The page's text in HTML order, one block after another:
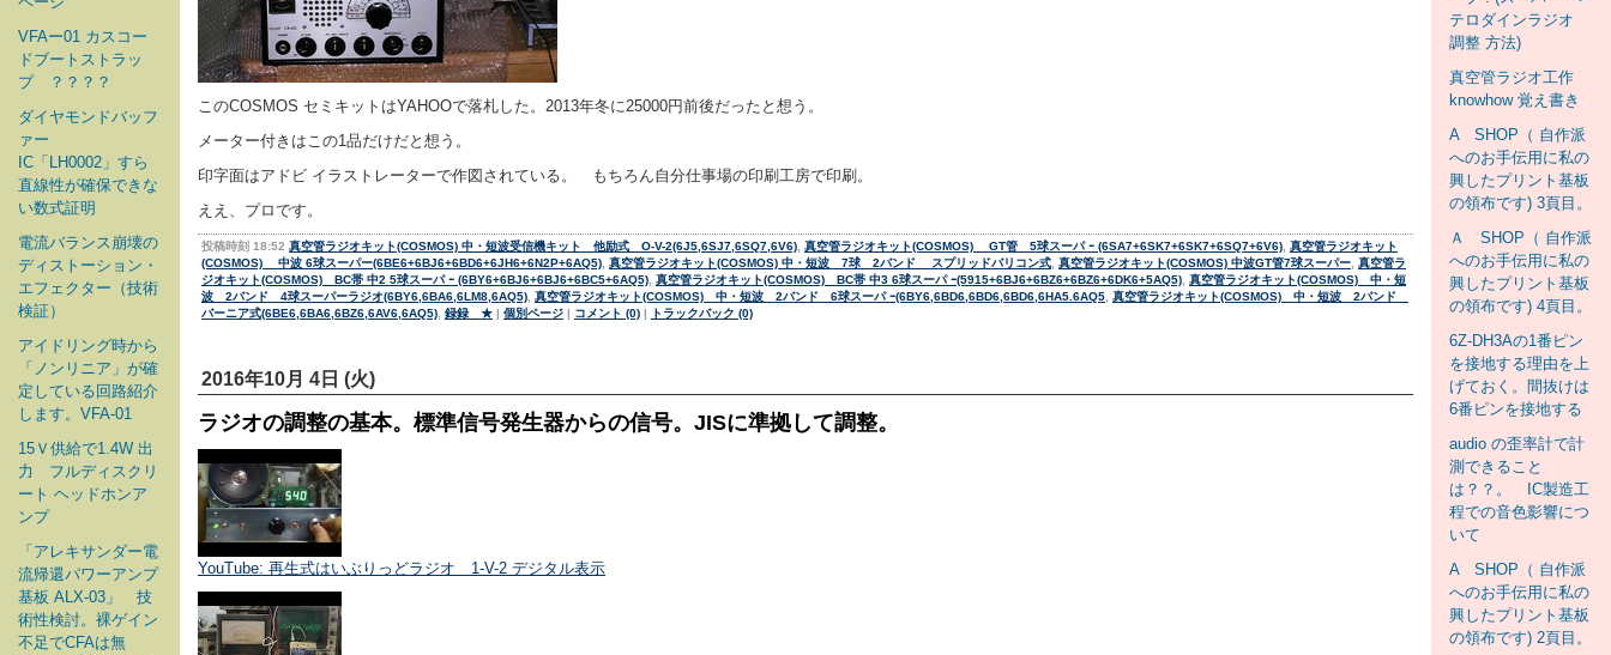
VFAー01 カスコー
ドブートストラッ
プ ？？？？
ダイヤモンドバッフ
ァー
IC「LH0002」すら
直線性が確保できな
い数式証明
電流バランス崩壊の
ディストーション・
エフェクター（技術
検証）
アイドリング時から
「ノンリニア」が確
定している回路紹介
します。VFA-01
15Ｖ供給で1.4W 出
力 フルディスクリ
ート ヘッドホンア
ンプ
「アレキサンダー電
流帰還パワーアンプ
基板 ALX-03」 技
術性検討。裸ゲイン
不足でCFAは無
このCOSMOS セミキットはYAHOOで落札した。2013年冬に25000円前後だったと想う。
メーター付きはこの1品だけだと想う。
印字面はアドビ イラストレーターで作図されている。 もちろん自分仕事場の印刷工房で印刷。
ええ、プロです。
投稿時刻 18:52 真空管ラジオキット(COSMOS) 中・短波受信機キット 他励式 O-V-2(6J5,6SJ7,6SQ7,6V6) 真空管ラジオキット(COSMOS) GT管 5球スーパ ｰ (6SA7+6SK7+6SK7+6SQ7+6V6) 真空管ラジオキット
(COSMOS) 中波 6球スーパー(6BE6+6BJ6+6BD6+6JH6+6N2P+6AQ5) 真空管ラジオキット(COSMOS) 中・短波 7球 2バンド スプリッドバリコン式 真空管ラジオキット(COSMOS) 中波GT管7球スーパー 真空管ラ
ジオキット(COSMOS) BC帯 中2 5球スーパ ｰ (6BY6+6BJ6+6BJ6+6BC5+6AQ5) 真空管ラジオキット(COSMOS) BC帯 中3 6球スーパ ｰ(5915+6BJ6+6BZ6+6BZ6+6DK6+5AQ5) 真空管ラジオキット(COSMOS) 中・短
波 2バンド 4球スーパーラジオ(6BY6,6BA6,6LM8,6AQ5) 真空管ラジオキット(COSMOS) 中・短波 2バンド 6球スーパ ｰ(6BY6,6BD6,6BD6,6BD6,6HA5.6AQ5 真空管ラジオキット(COSMOS) 中・短波 2バンド
バーニア式(6BE6,6BA6,6BZ6,6AV6,6AQ5) 録録 ★ | 個別ページ | コメント (0) | トラックバック (0)
2016年10月 4日 (火)
ラジオの調整の基本。標準信号発生器からの信号。JISに準拠して調整。
YouTube: 再生式はいぶりっどラジオ 1-V-2 デジタル表示
テロダインラジオ
調整 方法)
真空管ラジオ工作
knowhow 覚え書き
A SHOP（ 自作派
へのお手伝用に私の
興したプリント基板
の領布です) 3頁目。
Ａ SHOP（ 自作派
へのお手伝用に私の
興したプリント基板
の領布です) 4頁目。
6Z-DH3Aの1番ピン
を接地する理由を上
げておく。間抜けは
6番ピンを接地する
audio の歪率計で計
測できること
は？？。 IC製造工
程での音色影響につ
いて
A SHOP（ 自作派
へのお手伝用に私の
興したプリント基板
の領布です) 2頁目。